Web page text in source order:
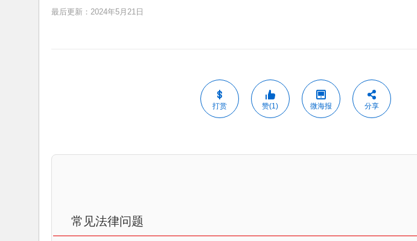
最后更新：2024年5月21日
打赏 赞(1) 微海报 分享
常见法律问题